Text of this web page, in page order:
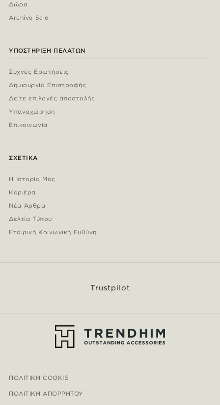
Δώρα
Archive Sale
ΥΠΟΣΤΉΡΙΞΗ ΠΕΛΑΤΏΝ
Συχνές Ερωτήσεις
Δημιουργία Επιστροφής
Δείτε επιλογές αποστολής
Υπαναχώρηση
Επικοινωνία
ΣΧΕΤΙΚΆ
Η Ιστορία Μας
Καριέρα
Νέα Άρθρα
Δελτία Τύπου
Εταιρική Κοινωνική Ευθύνη
Trustpilot
ΠΟΛΙΤΙΚΉ COOKIE
ΠΟΛΙΤΙΚΉ ΑΠΟΡΡΉΤΟΥ